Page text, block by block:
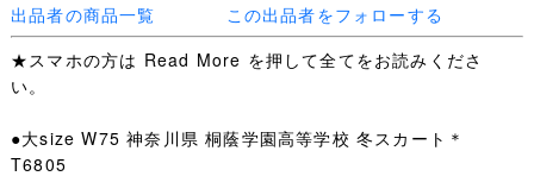
出品者の商品一覧
この出品者をフォローする
★スマホの方は Read More を押して全てをお読みくださ
い。
●大size W75 神奈川県 桐蔭学園高等学校 冬スカート＊
T6805